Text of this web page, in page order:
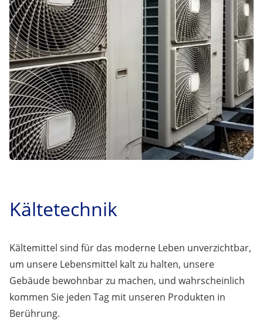
Kältetechnik
Kältemittel sind für das moderne Leben unverzichtbar,
um unsere Lebensmittel kalt zu halten, unsere
Gebäude bewohnbar zu machen, und wahrscheinlich
kommen Sie jeden Tag mit unseren Produkten in
Berührung.